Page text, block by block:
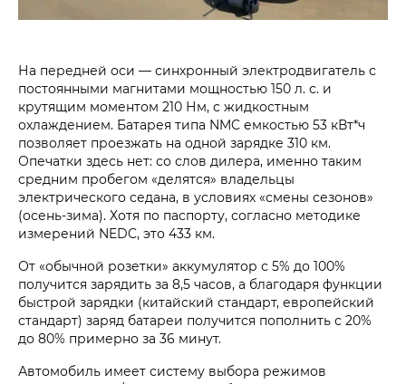
На передней оси — синхронный электродвигатель с
постоянными магнитами мощностью 150 л. с. и
крутящим моментом 210 Нм, с жидкостным
охлаждением. Батарея типа NMC емкостью 53 кВт*ч
позволяет проезжать на одной зарядке 310 км.
Опечатки здесь нет: со слов дилера, именно таким
средним пробегом «делятся» владельцы
электрического седана, в условиях «смены сезонов»
(осень-зима). Хотя по паспорту, согласно методике
измерений NEDC, это 433 км.
От «обычной розетки» аккумулятор с 5% до 100%
получится зарядить за 8,5 часов, а благодаря функции
быстрой зарядки (китайский стандарт, европейский
стандарт) заряд батареи получится пополнить с 20%
до 80% примерно за 36 минут.
Автомобиль имеет систему выбора режимов